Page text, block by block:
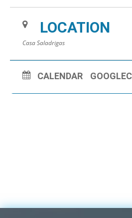
LOCATION
Casa Saladrigas
CALENDAR